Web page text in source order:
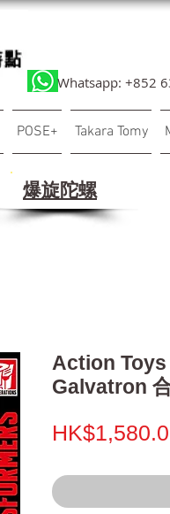
Whatsapp: +852
POSE+ Takara Tomy
​爆旋陀螺
Action
Galvatron